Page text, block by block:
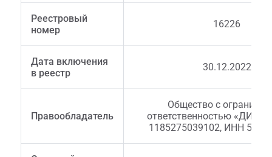
Реестровый
номер
16226
Дата включения
в реестр
30.12.2022
Правообладатель
Общество с
ответственностью
1185275039102, ИНН